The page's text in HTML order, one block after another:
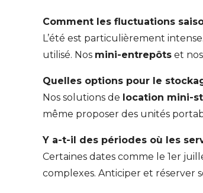
Comment les fluctuations
L’été est particulièrement
utilisé. Nos mini-entrepôts et
Quelles options pour le
Nos solutions de location mini-
même proposer des unités
Y a-t-il des périodes où les
Certaines dates comme le 1er
complexes. Anticiper et réserver